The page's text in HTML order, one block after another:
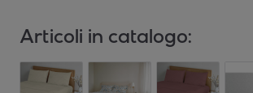
Articoli in catalogo: